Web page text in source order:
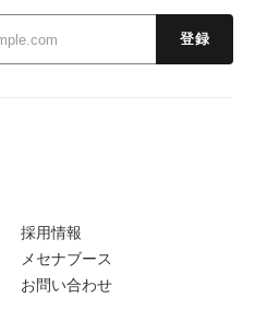
採用情報
メセナブース
お問い合わせ
登録